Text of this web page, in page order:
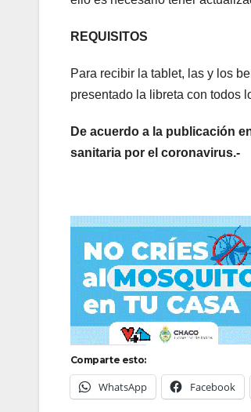
REQUISITOS
Para recibir la tablet, las y los
presentado la libreta con todos
De acuerdo a la publicación
sanitaria por el coronavirus.-
Comparte esto:
WhatsApp Facebook